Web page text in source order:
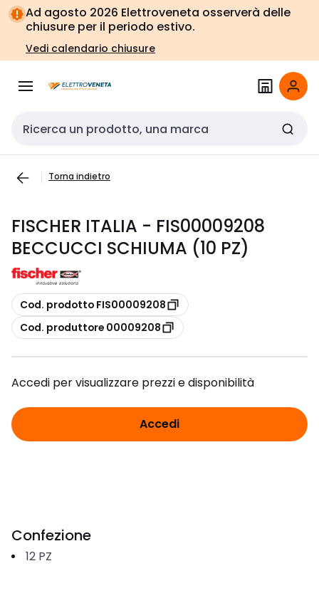
Vai alla
navigazione
Vai
alla
pagina
Ad agosto 2026 Elettroveneta osserverà delle
chiusure per il periodo estivo.
Vedi calendario chiusure
Cerca input
Torna indietro
FISCHER ITALIA - FIS00009208
BECCUCCI SCHIUMA (10 PZ)
copia
Cod. prodotto FIS00009208
copia
Cod. produttore 00009208
Accedi per visualizzare prezzi e disponibilità
Accedi
Confezione
12 PZ